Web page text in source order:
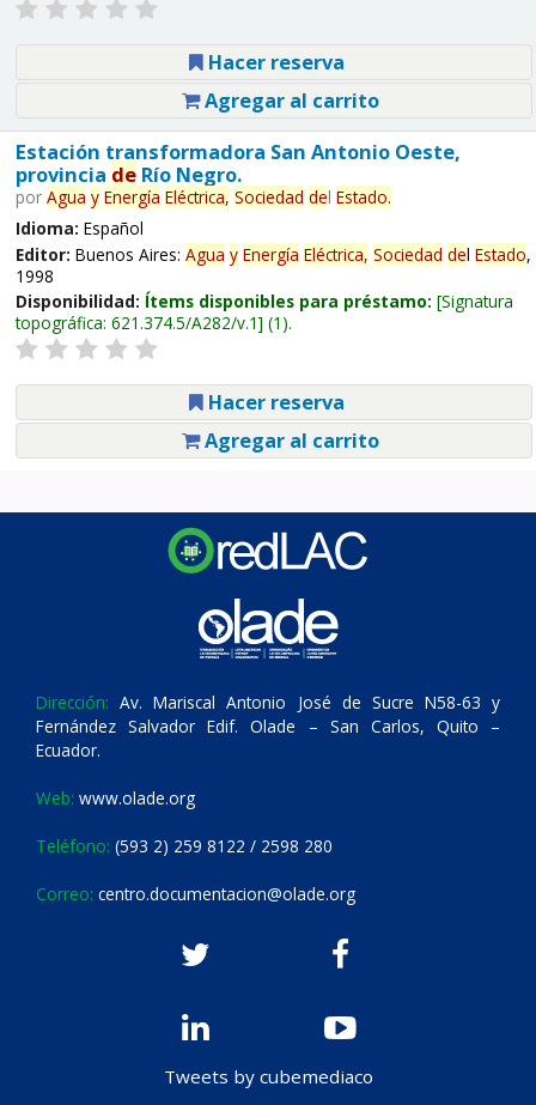
Hacer reserva
Agregar al carrito
Estación transformadora San Antonio Oeste,
provincia deRío Negro.
por Agua y Energía Eléctrica, Sociedad del Estado.
Idioma: Español
Editor: Buenos Aires: Agua y Energía Eléctrica, Sociedad del Estado,
1998
Disponibilidad: Ítems disponibles para préstamo: Signatura
topográfica: 621.374.5/A282/v.1 (1).
Hacer reserva
Agregar al carrito
Dirección: Av. Mariscal Antonio José de Sucre N58-63 y
Fernández Salvador Edif. Olade – San Carlos, Quito –
Ecuador.
Web: www.olade.org
Teléfono: (593 2) 259 8122 / 2598 280
Correo: centro.documentacion@olade.org
Tweets by cubemediaco